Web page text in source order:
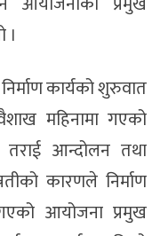
।
कार्यको शुरुवात
महिनामा गएको
तराई आन्दोलन तथा
कारणले निर्माण
आयोजना प्रमुख